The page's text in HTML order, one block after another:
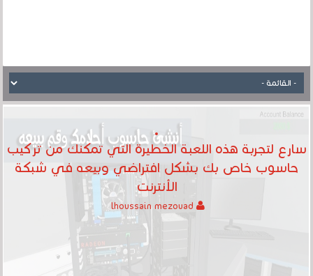
سارع لتجربة هذه اللعبة الخطيرة التي تمكنك من تركيب
حاسوب خاص بك بشكل افتراضي وبيعه في شبكة
الأنترنت